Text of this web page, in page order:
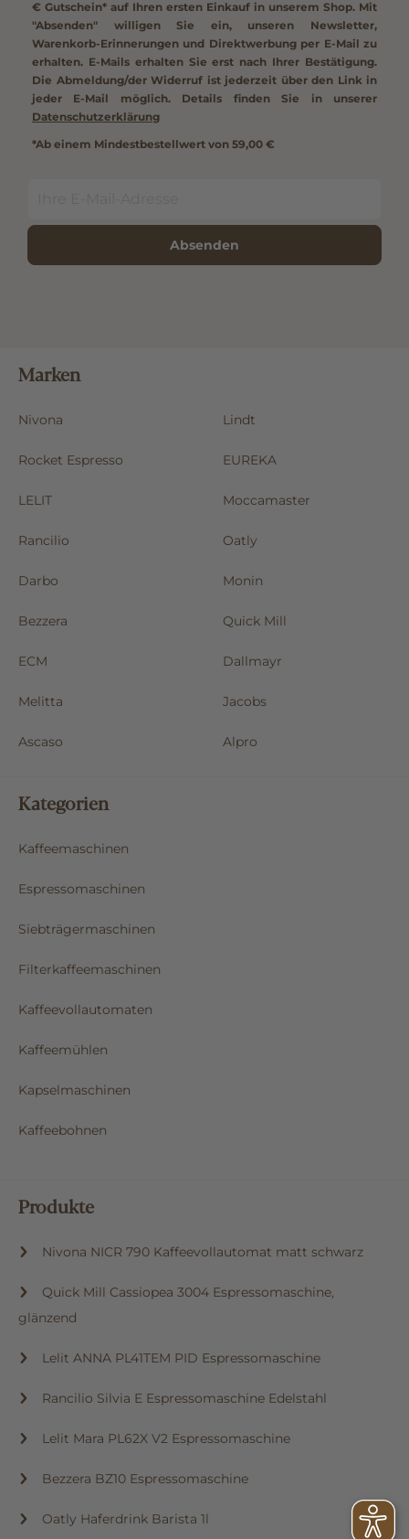
€ Gutschein* auf Ihren ersten Einkauf in unserem Shop. Mit
"Absenden" willigen Sie ein, unseren Newsletter,
Warenkorb-Erinnerungen und Direktwerbung per E-Mail zu
erhalten. E-Mails erhalten Sie erst nach Ihrer Bestätigung.
Die Abmeldung/der Widerruf ist jederzeit über den Link in
jeder E-Mail möglich. Details finden Sie in unserer
Datenschutzerklärung
*Ab einem Mindestbestellwert von 59,00 €
Absenden
Marken
Nivona Lindt
Rocket Espresso EUREKA
LELIT Moccamaster
Rancilio Oatly
Darbo Monin
Bezzera Quick Mill
ECM Dallmayr
Melitta Jacobs
Ascaso Alpro
Kategorien
Kaffeemaschinen
Espressomaschinen
Siebträgermaschinen
Filterkaffeemaschinen
Kaffeevollautomaten
Kaffeemühlen
Kapselmaschinen
Kaffeebohnen
Produkte
Nivona NICR 790 Kaffeevollautomat matt schwarz
Quick Mill Cassiopea 3004 Espressomaschine,
glänzend
Lelit ANNA PL41TEM PID Espressomaschine
Rancilio Silvia E Espressomaschine Edelstahl
Lelit Mara PL62X V2 Espressomaschine
Bezzera BZ10 Espressomaschine
Oatly Haferdrink Barista 1l